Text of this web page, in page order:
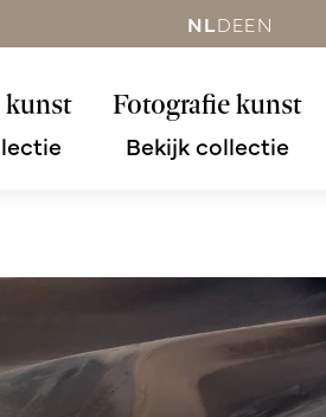
NLDEEN
kunst Fotografie kunst
Bekijk collectie